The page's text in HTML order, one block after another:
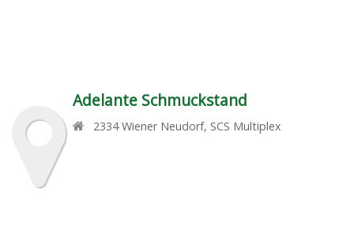
Adelante Schmuckstand
2334 Wiener Neudorf, SCS Multiplex